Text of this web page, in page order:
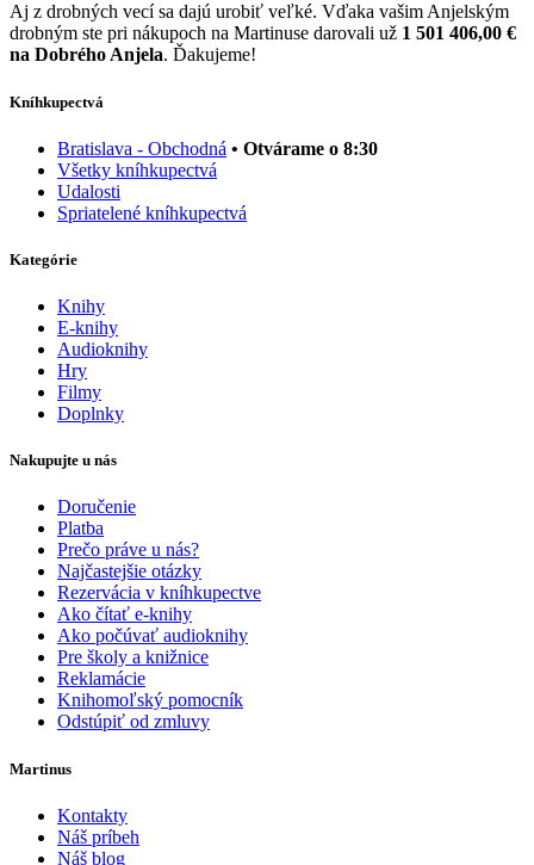
Aj z drobných vecí sa dajú urobiť veľké. Vďaka vašim Anjelským
drobným ste pri nákupoch na Martinuse darovali už 1 501 406,00 €
na Dobrého Anjela. Ďakujeme!
Kníhkupectvá
Bratislava - Obchodná • Otvárame o 8:30
Všetky kníhkupectvá
Udalosti
Spriatelené kníhkupectvá
Kategórie
Knihy
E-knihy
Audioknihy
Hry
Filmy
Doplnky
Nakupujte u nás
Doručenie
Platba
Prečo práve u nás?
Najčastejšie otázky
Rezervácia v kníhkupectve
Ako čítať e-knihy
Ako počúvať audioknihy
Pre školy a knižnice
Reklamácie
Knihomoľský pomocník
Odstúpiť od zmluvy
Martinus
Kontakty
Náš príbeh
Náš blog